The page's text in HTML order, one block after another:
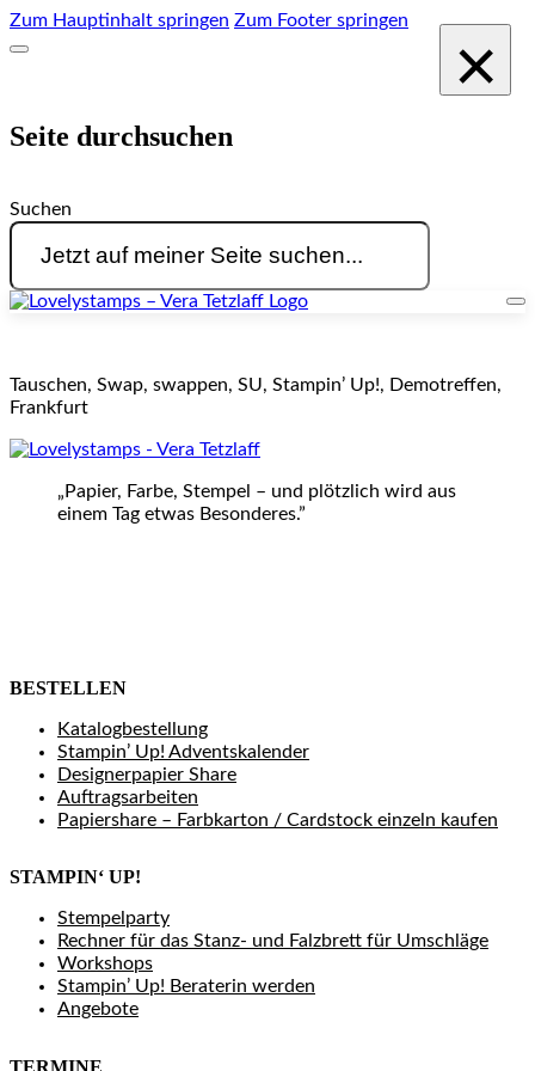
Zum Hauptinhalt springen Zum Footer springen
Seite durchsuchen
Suchen
×
Tauschen, Swap, swappen, SU, Stampin’ Up!, Demotreffen,
Frankfurt
„Papier, Farbe, Stempel – und plötzlich wird aus
einem Tag etwas Besonderes.”
BESTELLEN
Katalogbestellung
Stampin’ Up! Adventskalender
Designerpapier Share
Auftragsarbeiten
Papiershare – Farbkarton / Cardstock einzeln kaufen
STAMPIN‘ UP!
Stempelparty
Rechner für das Stanz- und Falzbrett für Umschläge
Workshops
Stampin’ Up! Beraterin werden
Angebote
TERMINE